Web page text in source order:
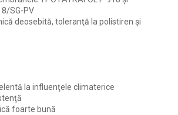
SG-PV
deosebită, toleranţă la polistiren şi
la influenţele climaterice
foarte bună